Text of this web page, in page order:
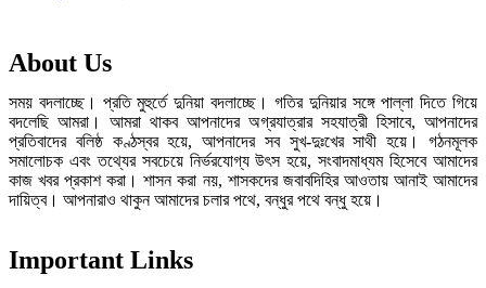
About Us
সময় বদলাচ্ছে। প্রতি মুহুর্তে দুনিয়া বদলাচ্ছে। গতির দুনিয়ার সঙ্গে পাল্লা দিতে গিয়ে
বদলেছি আমরা। আমরা থাকব আপনাদের অগ্রযাত্রার সহযাত্রী হিসাবে, আপনাদের
প্রতিবাদের বলিষ্ঠ কণ্ঠস্বর হয়ে, আপনাদের সব সুখ-দুঃখের সাথী হয়ে। গঠনমূলক
সমালোচক এবং তথ্যের সবচেয়ে নির্ভরযোগ্য উ‍ৎস হয়ে, সংবাদমাধ্যম হিসেবে আমাদের
কাজ খবর প্রকাশ করা। শাসন করা নয়, শাসকদের জবাবদিহির আওতায় আনাই আমাদের
দায়িত্ব। আপনারাও থাকুন আমাদের চলার পথে, বন্ধুর পথে বন্ধু হয়ে।
Important Links